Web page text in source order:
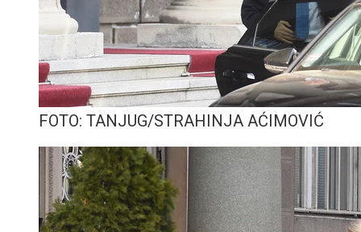
FOTO: TANJUG/STRAHINJA AĆIMOVIĆ